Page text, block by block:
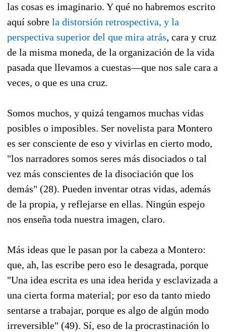
las cosas es imaginario. Y qué no habremos escrito
aquí sobre la distorsión retrospectiva, y la
perspectiva superior del que mira atrás, cara y cruz
de la misma moneda, de la organización de la vida
pasada que llevamos a cuestas—que nos sale cara a
veces, o que es una cruz.
Somos muchos, y quizá tengamos muchas vidas
posibles o imposibles. Ser novelista para Montero
es ser consciente de eso y vivirlas en cierto modo,
"los narradores somos seres más disociados o tal
vez más conscientes de la disociación que los
demás" (28). Pueden inventar otras vidas, además
de la propia, y reflejarse en ellas. Ningún espejo
nos enseña toda nuestra imagen, claro.
Más ideas que le pasan por la cabeza a Montero:
que, ah, las escribe pero eso le desagrada, porque
"Una idea escrita es una idea herida y esclavizada a
una cierta forma material; por eso da tanto miedo
sentarse a trabajar, porque es algo de algún modo
irreversible" (49). Sí, eso de la procrastinación lo